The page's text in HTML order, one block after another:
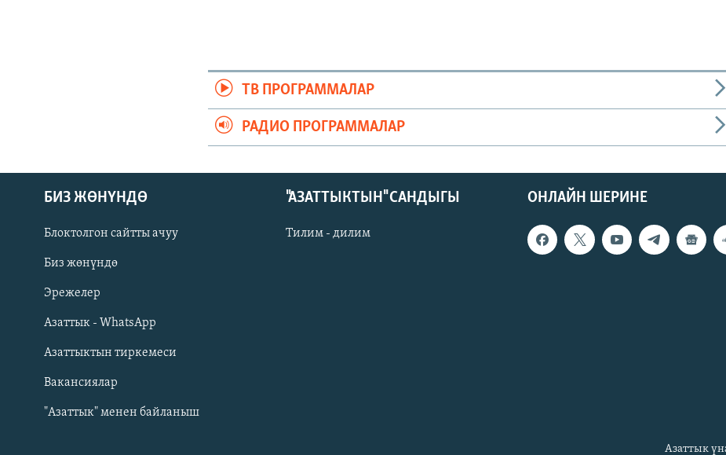
Русский
ОНЛАЙН ШЕРИНЕ
ТВ ПРОГРАММАЛАР
РАДИО ПРОГРАММАЛАР
ОНЛАЙН ШЕРИНЕ
БИЗ ЖӨНҮНДӨ
Блоктолгон сайтты ачуу
Биз жөнүндө
Эрежелер
Азаттык - WhatsApp
Азаттыктын тиркемеси
Вакансиялар
"Азаттык" менен байланыш
"АЗАТТЫКТЫН" САНДЫГЫ
Тилим - дилим
Азаттык